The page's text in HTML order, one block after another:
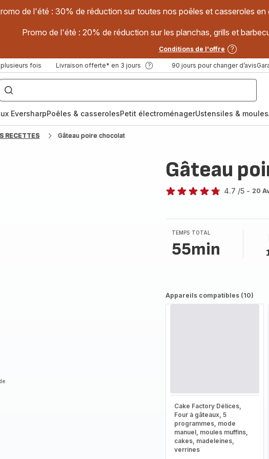
de l'été : 30% de réduction sur toutes nos poêles et casseroles
Promo de l'été : 20% de réduction sur les planchas, grills et
Conditions de l'offre
fois Livraison offerte* en 3 jours 90 jours pour changer d’avis
inox,
Cake
Factory,
EversharpPoêles & casserolesPetit électroménagerUstensiles & moules
RECETTES Gâteau poire chocolat
Gâteau
4.7 /5 - 20
TEMPS TOTAL
55min
Appareils compatibles (10)
Cake Factory Délices,
Four à gâteaux, 5
programmes, mode
manuel, moules muffins,
cakes, madeleines,
verrines